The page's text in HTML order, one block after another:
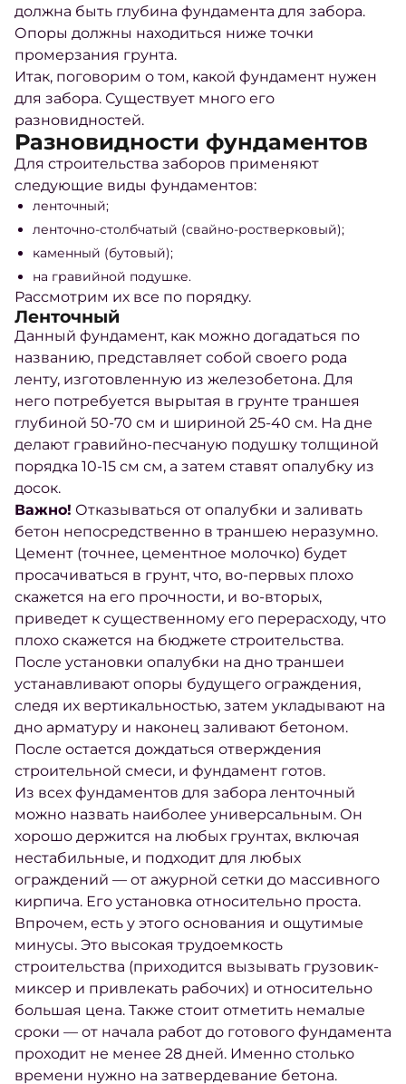
должна быть глубина фундамента для забора.
Опоры должны находиться ниже точки
промерзания грунта.
Итак, поговорим о том, какой фундамент нужен
для забора. Существует много его
разновидностей.
Разновидности фундаментов
Для строительства заборов применяют
следующие виды фундаментов:
ленточный;
ленточно-столбчатый (свайно-ростверковый);
каменный (бутовый);
на гравийной подушке.
Рассмотрим их все по порядку.
Ленточный
Данный фундамент, как можно догадаться по
названию, представляет собой своего рода
ленту, изготовленную из железобетона. Для
него потребуется вырытая в грунте траншея
глубиной 50-70 см и шириной 25-40 см. На дне
делают гравийно-песчаную подушку толщиной
порядка 10-15 см см, а затем ставят опалубку из
досок.
Важно! Отказываться от опалубки и заливать
бетон непосредственно в траншею неразумно.
Цемент (точнее, цементное молочко) будет
просачиваться в грунт, что, во-первых плохо
скажется на его прочности, и во-вторых,
приведет к существенному его перерасходу, что
плохо скажется на бюджете строительства.
После установки опалубки на дно траншеи
устанавливают опоры будущего ограждения,
следя их вертикальностью, затем укладывают на
дно арматуру и наконец заливают бетоном.
После остается дождаться отверждения
строительной смеси, и фундамент готов.
Из всех фундаментов для забора ленточный
можно назвать наиболее универсальным. Он
хорошо держится на любых грунтах, включая
нестабильные, и подходит для любых
ограждений — от ажурной сетки до массивного
кирпича. Его установка относительно проста.
Впрочем, есть у этого основания и ощутимые
минусы. Это высокая трудоемкость
строительства (приходится вызывать грузовик-
миксер и привлекать рабочих) и относительно
большая цена. Также стоит отметить немалые
сроки — от начала работ до готового фундамента
проходит не менее 28 дней. Именно столько
времени нужно на затвердевание бетона.